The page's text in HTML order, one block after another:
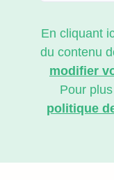
En cliquant
du contenu
modifier
Pour
politique